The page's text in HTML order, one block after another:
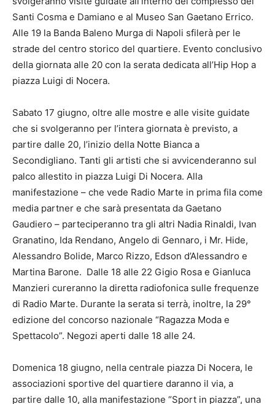
Santi Cosma e Damiano e al Museo San Gaetano Errico.
Alle 19 la Banda Baleno Murga di Napoli sfilerà per le
strade del centro storico del quartiere. Evento conclusivo
della giornata alle 20 con la serata dedicata all’Hip Hop a
piazza Luigi di Nocera.
Sabato 17 giugno, oltre alle mostre e alle visite guidate
che si svolgeranno per l’intera giornata è previsto, a
partire dalle 20, l’inizio della Notte Bianca a
Secondigliano. Tanti gli artisti che si avvicenderanno sul
palco allestito in piazza Luigi Di Nocera. Alla
manifestazione – che vede Radio Marte in prima fila come
media partner e che sarà presentata da Gaetano
Gaudiero – parteciperanno tra gli altri Nadia Rinaldi, Ivan
Granatino, Ida Rendano, Angelo di Gennaro, i Mr. Hide,
Alessandro Bolide, Marco Rizzo, Edson d’Alessandro e
Martina Barone. Dalle 18 alle 22 Gigio Rosa e Gianluca
Manzieri cureranno la diretta radiofonica sulle frequenze
di Radio Marte. Durante la serata si terrà, inoltre, la 29°
edizione del concorso nazionale “Ragazza Moda e
Spettacolo”. Negozi aperti dalle 18 alle 24.
Domenica 18 giugno, nella centrale piazza Di Nocera, le
associazioni sportive del quartiere daranno il via, a
partire dalle 10, alla manifestazione “Sport in piazza”, una